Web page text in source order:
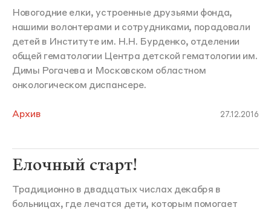
Новогодние елки, устроенные друзьями фонда,
нашими волонтерами и сотрудниками, порадовали
детей в Институте им. Н.Н. Бурденко, отделении
общей гематологии Центра детской гематологии им.
Димы Рогачева и Московском областном
онкологическом диспансере.
Архив 27.12.2016
Елочный старт!
Традиционно в двадцатых числах декабря в
больницах, где лечатся дети, которым помогает